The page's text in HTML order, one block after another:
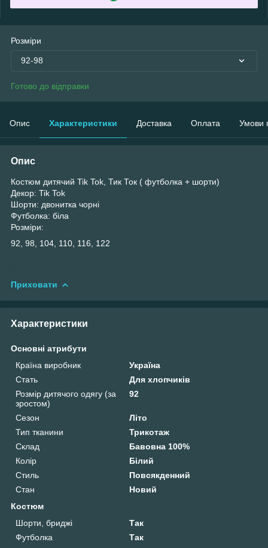
Розміри
92-98
Готово до відправки
Опис Характеристики Доставка Оплата Умови
Опис
Костюм дитячий Tik Tok, Тик Ток ( футболка + шорти)
Декор: Tik Tok
Шорти: двонитка чорні
Футболка: біла
Розміри:
92, 98, 104, 110, 116, 122
Приховати
Характеристики
Основні атрибути
Країна виробник
Україна
Стать
Для хлопчиків
Розмір дитячого одягу (за
зростом)
92
Сезон
Літо
Тип тканини
Трикотаж
Склад
Бавовна 100%
Колір
Білий
Стиль
Повсякденний
Стан
Новий
Костюм
Шорти, бриджі
Так
Футболка
Так